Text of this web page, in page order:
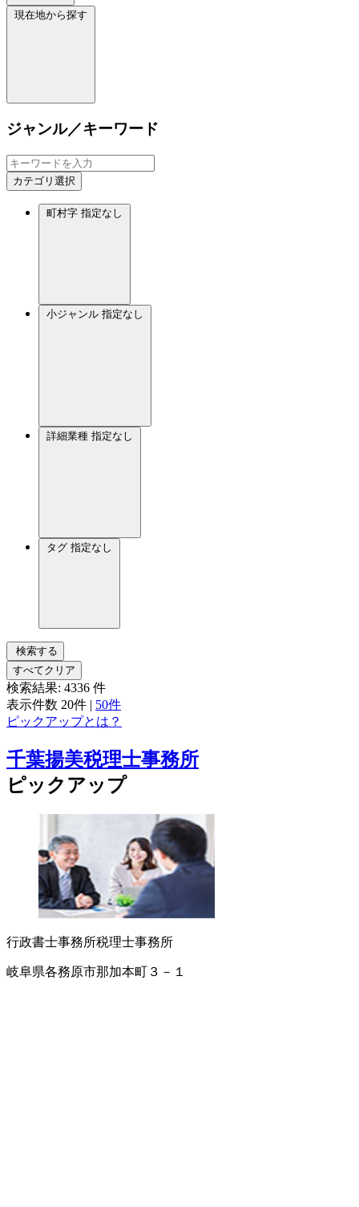
現在地から探す
ジャンル／キーワード
カテゴリ選択
町村字 指定なし
小ジャンル 指定なし
詳細業種 指定なし
タグ 指定なし
検索する
すべてクリア
検索結果: 4336 件
表示件数 20件 | 50件
ピックアップとは？
千葉揚美税理士事務所
ピックアップ
行政書士事務所税理士事務所
岐阜県各務原市那加本町３－１